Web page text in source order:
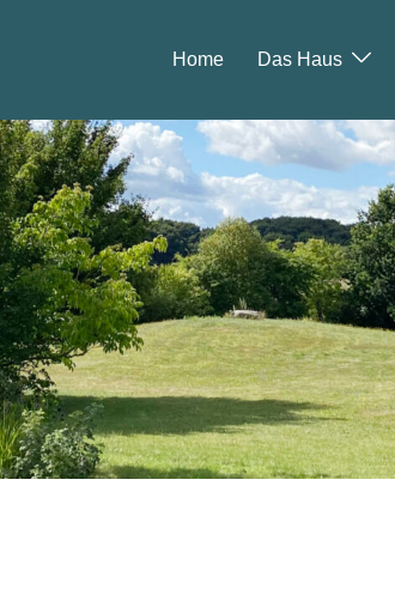
Home Das Haus